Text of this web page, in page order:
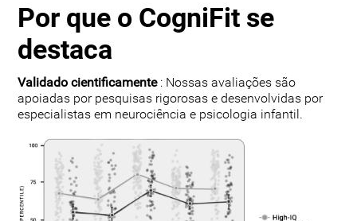
Por que o CogniFit se
destaca
Validado cientificamente: Nossas avaliações são
apoiadas por pesquisas rigorosas e desenvolvidas por
especialistas em neurociência e psicologia infantil.